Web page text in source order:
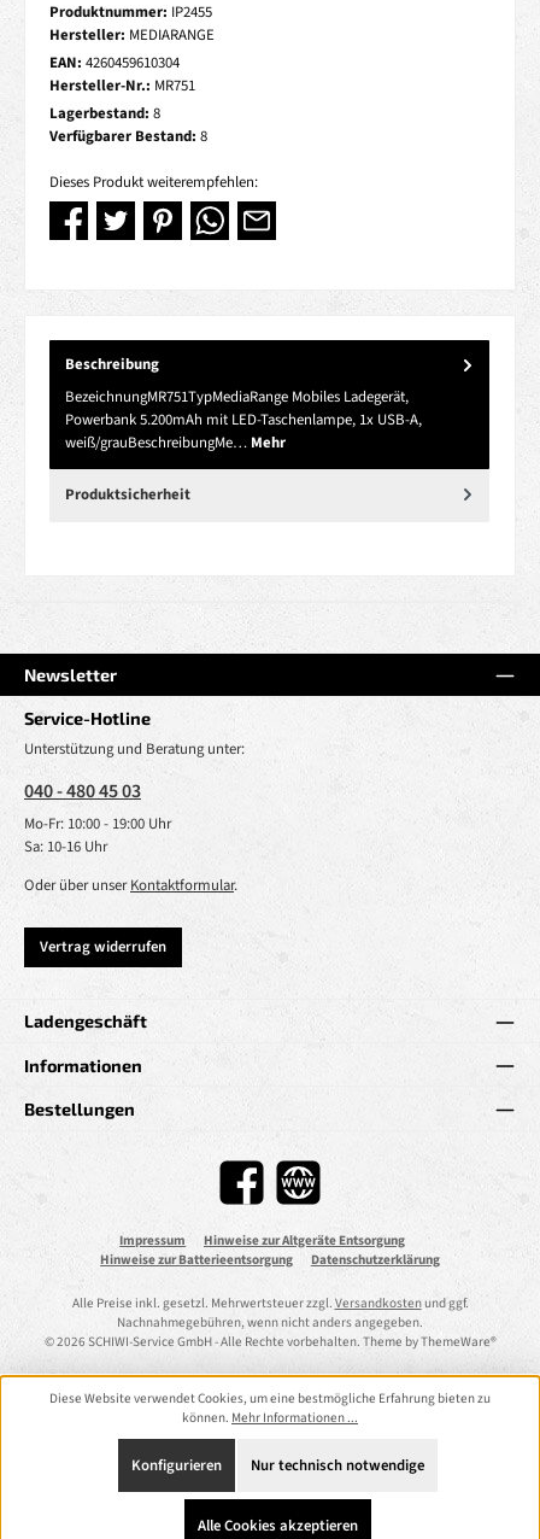
Produktnummer: IP2455
Hersteller: MEDIARANGE
EAN: 4260459610304
Hersteller-Nr.: MR751
Lagerbestand: 8
Verfügbarer Bestand: 8
Dieses Produkt weiterempfehlen:
Beschreibung
BezeichnungMR751TypMediaRange Mobiles Ladegerät,
Powerbank 5.200mAh mit LED-Taschenlampe, 1x USB-A,
weiß/grauBeschreibungMe… Mehr
Produktsicherheit
Newsletter
Service-Hotline
Unterstützung und Beratung unter:
040 - 480 45 03
Mo-Fr: 10:00 - 19:00 Uhr
Sa: 10-16 Uhr
Oder über unserKontaktformular.
Vertrag widerrufen
Ladengeschäft
Informationen
Bestellungen
Facebook Website
Impressum
Hinweise zur Altgeräte Entsorgung
Hinweise zur Batterieentsorgung
Datenschutzerklärung
Alle Preise inkl. gesetzl. Mehrwertsteuer zzgl. Versandkostenund ggf.
Nachnahmegebühren, wenn nicht anders angegeben.
© 2026 SCHIWI-Service GmbH - Alle Rechte vorbehalten. Theme byThemeWare®
Diese Website verwendet Cookies, um eine bestmögliche Erfahrung bieten zu
können. Mehr Informationen ...
Nur technisch notwendige
Konfigurieren
Alle Cookies akzeptieren